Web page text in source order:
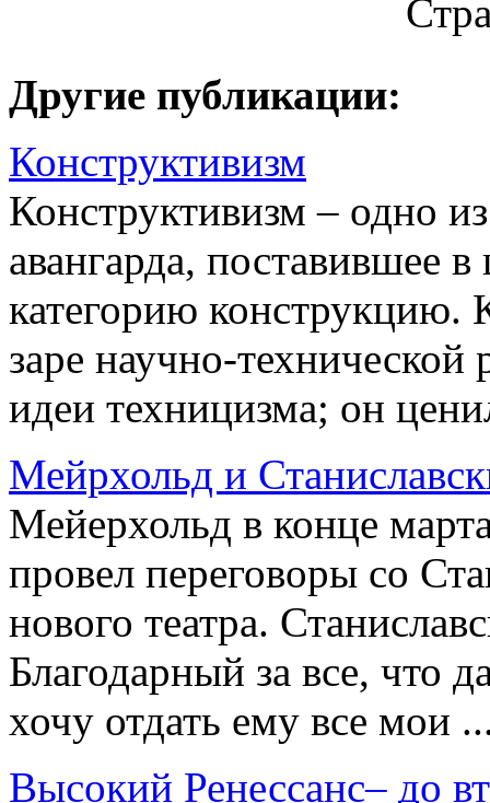
Другие публикации:
Конструктивизм
Конструктивизм – одно
авангарда, поставившее в
категорию конструкцию.
заре научно-
идеи техницизма; он
Мейрхольд и
Мейерхольд в конце
провел переговоры со
нового театра.
Благодарный за все, что
хочу отдать ему все мои
Высокий Ренессанс– до